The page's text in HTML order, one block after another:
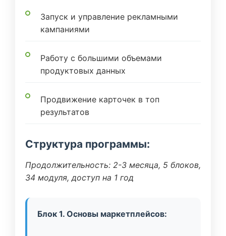
Запуск и управление рекламными
кампаниями
Работу с большими объемами
продуктовых данных
Продвижение карточек в топ
результатов
Структура программы:
Продолжительность: 2-3 месяца, 5 блоков,
34 модуля, доступ на 1 год
Блок 1. Основы маркетплейсов: